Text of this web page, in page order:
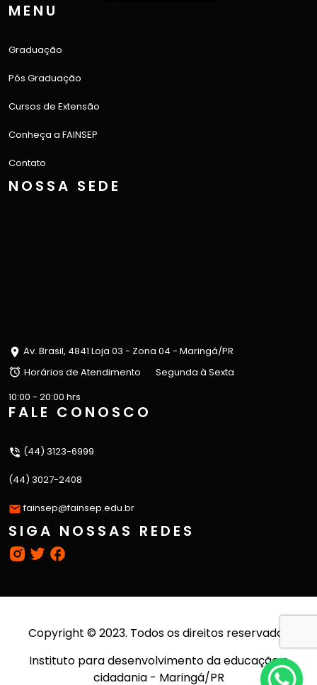
MENU
Graduação
Pós Graduação
Cursos de Extensão
Conheça a FAINSEP
Contato
NOSSA SEDE
Av. Brasil, 4841 Loja 03 - Zona 04 - Maringá/PR
Horários de Atendimento
Segunda à Sexta
10:00 - 20:00 hrs
FALE CONOSCO
(44) 3123-6999
(44) 3027-2408
fainsep@fainsep.edu.br
SIGA NOSSAS REDES
Copyright © 2023. Todos os direitos reservados
Instituto para desenvolvimento da educação e
cidadania - Maringá/PR